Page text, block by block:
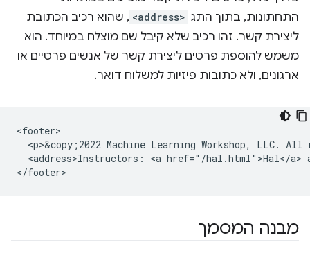
התחתונות, בתוך התג <address> , שהוא רכיב הכתובת
ליצירת קשר. זהו רכיב שלא קיבל שם מוצלח במיוחד. הוא
משמש להוספת פרטים ליצירת קשר של אנשים פרטיים או
ארגונים, ולא כתובות פיזיות למשלוח דואר.
<footer>
<p>&copy;2022 Machine Learning Workshop, LLC. All
<address>Instructors: <a href="/hal.html">Hal</a>
מבנה המסמך